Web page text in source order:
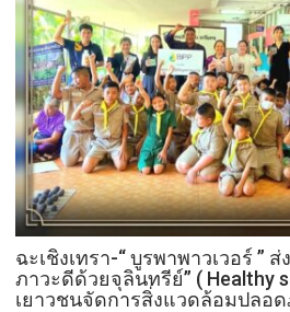
ฉะเชิงเทรา-​“ บูรพาพาวเวอร์ ”
ภาวะดีด้วยจุลินทรีย์” ( Healthy
เยาวชนจัดการสิ่งแวดล้อมปลอ